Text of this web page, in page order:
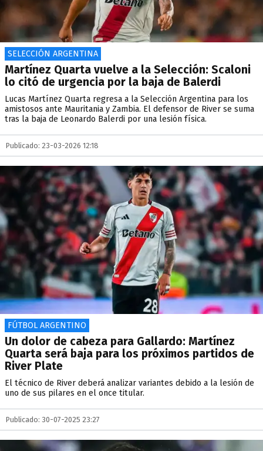
SELECCIÓN ARGENTINA
Martínez Quarta vuelve a la Selección: Scaloni
lo citó de urgencia por la baja de Balerdi
Lucas Martínez Quarta regresa a la Selección Argentina para los
amistosos ante Mauritania y Zambia. El defensor de River se suma
tras la baja de Leonardo Balerdi por una lesión física.
Publicado: 23-03-2026 12:18
FÚTBOL ARGENTINO
Un dolor de cabeza para Gallardo: Martínez
Quarta será baja para los próximos partidos de
River Plate
El técnico de River deberá analizar variantes debido a la lesión de
uno de sus pilares en el once titular.
Publicado: 30-07-2025 23:27